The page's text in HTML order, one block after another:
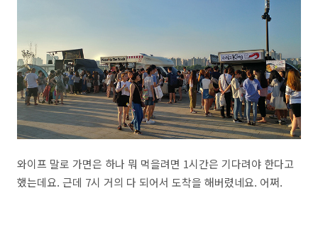
와이프 말로 가면은 하나 뭐 먹을려면 1시간은 기다려야 한다고
했는데요. 근데 7시 거의 다 되어서 도착을 해버렸네요. 어쩌.